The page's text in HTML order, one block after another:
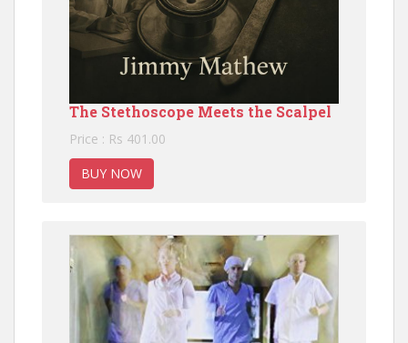
The Stethoscope Meets the Scalpel
Price : Rs 401.00
BUY NOW